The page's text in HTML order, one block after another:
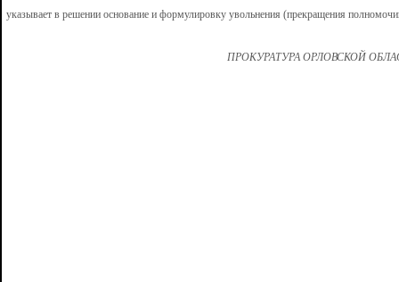
указывает в решении основание и формулировку увольнения (прекращения
ПРОКУРАТУРА ОРЛОВСКОЙ